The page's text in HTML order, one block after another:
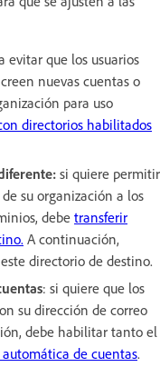
evitar que los usuarios
nuevas cuentas o
para uso
directorios habilitados
si quiere permitir
su organización a los
debe transferir
A continuación,
directorio de destino.
: si quiere que los
su dirección de correo
debe habilitar tanto el
de cuentas.